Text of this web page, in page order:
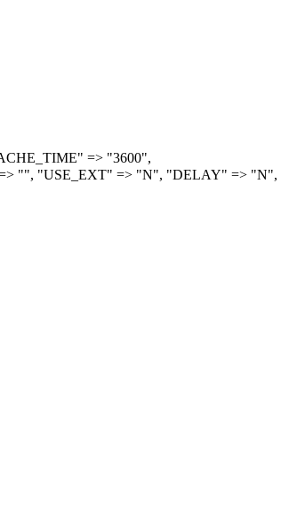
=> "3600",
"", "USE_EXT" => "N", "DELAY" => "N",